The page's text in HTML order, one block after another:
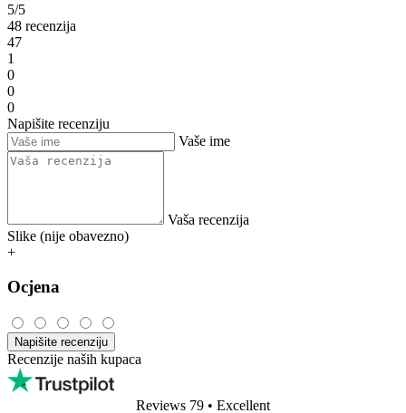
5/5
48 recenzija
47
1
0
0
0
Napišite recenziju
Vaše ime
Vaša recenzija
Slike (nije obavezno)
+
Ocjena
Napišite recenziju
Recenzije naših kupaca
Reviews 79 • Excellent